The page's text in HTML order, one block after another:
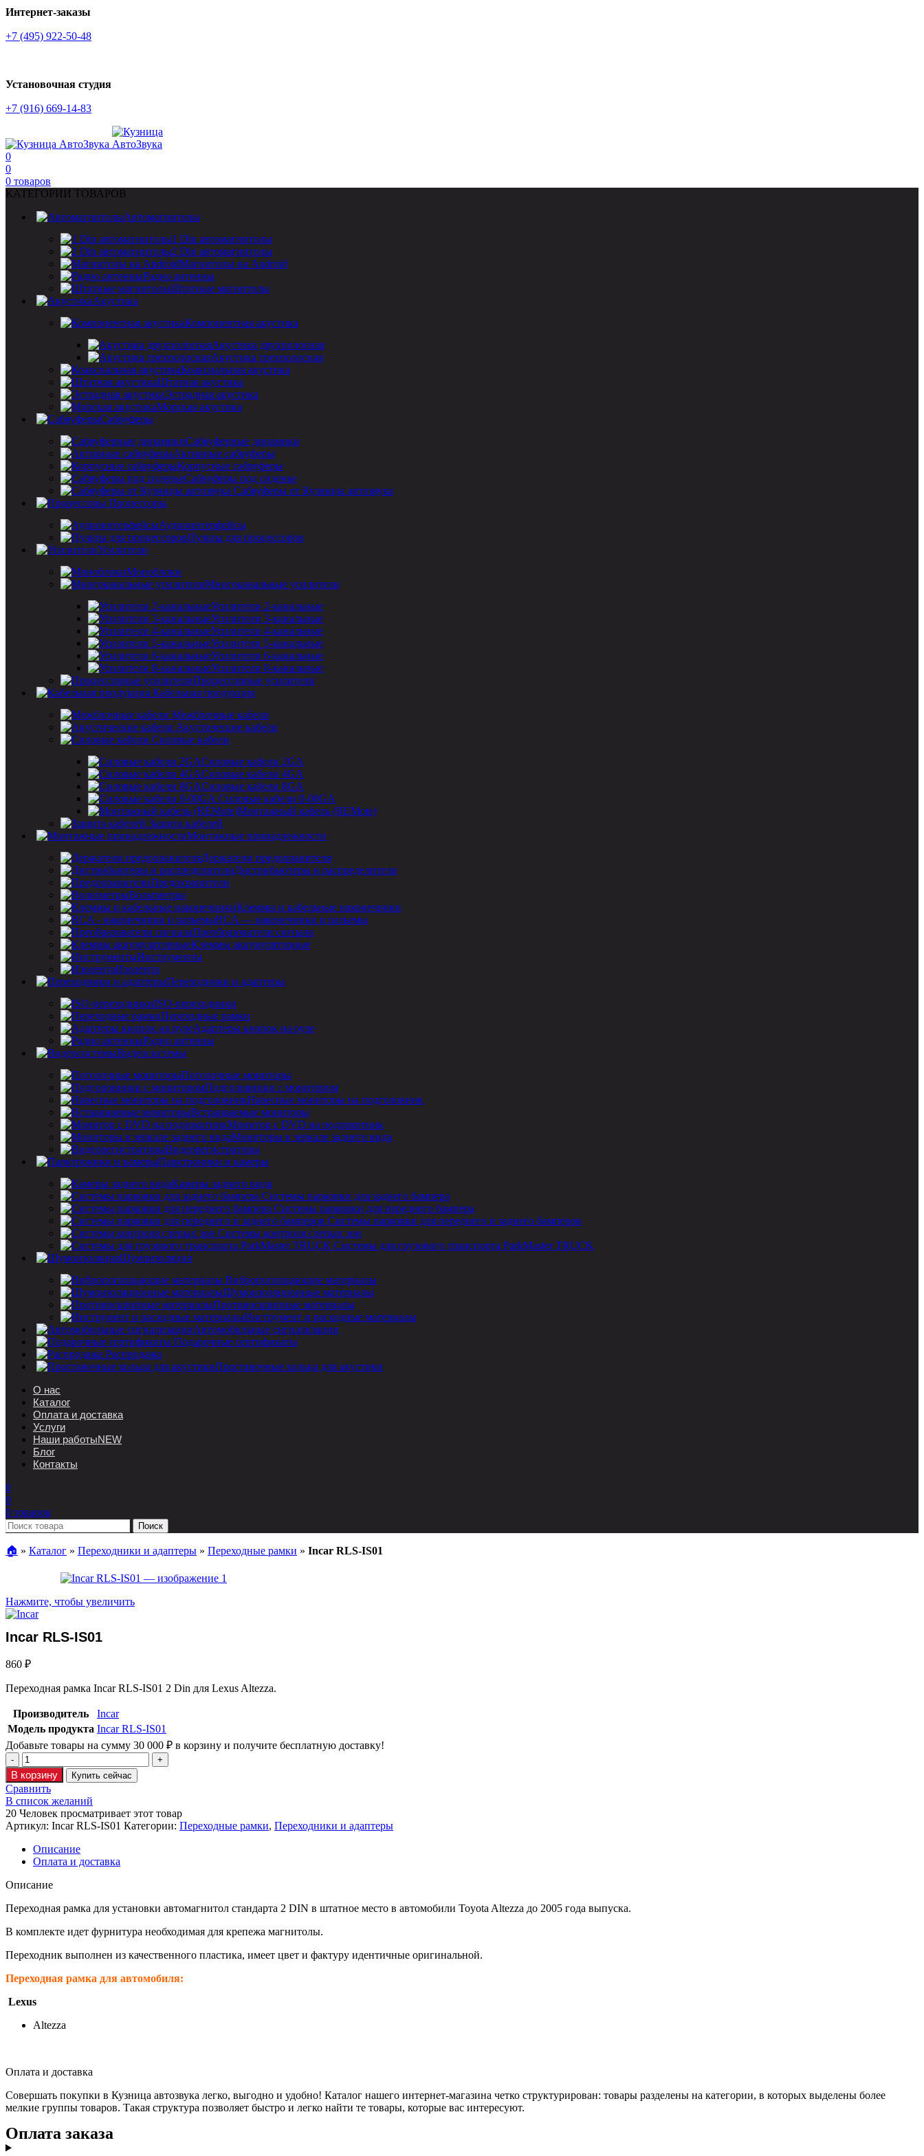
Интернет-заказы
+7 (495) 922-50-48
Установочная студия
+7 (916) 669-14-83
0
0
0 товаров
КАТЕГОРИИ ТОВАРОВ
Автомагнитолы
1 Din автомагнитолы
2 Din автомагнитолы
Магнитолы на Android
Радио антенны
Штатные магнитолы
Акустика
Компонентная акустика
Акустика двухполосная
Акустика трехполосная
Коаксиальная акустика
Штатная акустика
Эстрадная акустика
Морская акустика
Сабвуферы
Сабвуферные динамики
Активные сабвуферы
Корпусные сабвуферы
Сабвуферы под сиденье
Сабвуферы от Кузницы автозвука
Процессоры
Аудиоинтерфейсы
Пульты для процессоров
Усилители
Моноблоки
Многоканальные усилители
Усилители 2-канальные
Усилители 3-канальные
Усилители 4-канальные
Усилители 5-канальные
Усилители 6-канальные
Усилители 8-канальные
Процессорные усилители
Кабельная продукция
Межблочные кабели
Акустические кабели
Силовые кабели
Силовые кабели 2GA
Силовые кабели 4GA
Силовые кабели 8GA
Силовые кабели 0-00GA
Монтажный кабель (REMote)
Защита кабелей
Монтажные принадлежности
Держатели предохранителя
Дистрибьютеры и распределители
Предохранители
Вольтметры
Клеммы и кабельные наконечники
RCA — наконечники и разъемы
Преобразователи сигнала
Клеммы аккумуляторные
Инструменты
Изолента
Переходники и адаптеры
ISO-переходники
Переходные рамки
Адаптеры кнопок на руле
Радио антенны
Видеосистемы
Потолочные мониторы
Подголовники с монитором
Навесные мониторы на подголовник
Встраиваемые мониторы
Монитор с DVD на подлокотник
Мониторы в зеркале заднего вида
Видеорегистраторы
Парктроники и камеры
Камеры заднего вида
Системы парковки для заднего бампера
Системы парковки для переднего бампера
Системы парковки для переднего и заднего бамперов
Системы контроля слепых зон
Системы для грузового транспорта ParkMaster TRUCK
Шумоизоляция
Вибропоглощающие материалы
Шумоизоляционные материалы
Противоскрипные материалы
Инструмент и расходные материалы
Автомобильные сигнализации
Подарочные сертификаты
Распродажа
Проставочные кольца для акустики
О нас
Каталог
Оплата и доставка
Услуги
Наши работыNEW
Блог
Контакты
0
0
0 товаров
Поиск
🏠︎ » Каталог » Переходники и адаптеры » Переходные рамки » Incar RLS-IS01
Нажмите, чтобы увеличить
Incar RLS-IS01
860 ₽
Переходная рамка Incar RLS-IS01 2 Din для Lexus Altezza.
Производитель
Incar
Модель продукта Incar RLS-IS01
Добавьте товары на сумму 30 000 ₽ в корзину и получите бесплатную доставку!
В корзину Купить сейчас
Сравнить
В список желаний
20 Человек просматривает этот товар
Артикул: Incar RLS-IS01 Категории: Переходные рамки, Переходники и адаптеры
Описание
Оплата и доставка
Описание
Переходная рамка для установки автомагнитол стандарта 2 DIN в штатное место в автомобили Toyota Altezza до 2005 года выпуска.
В комплекте идет фурнитура необходимая для крепежа магнитолы.
Переходник выполнен из качественного пластика, имеет цвет и фактуру идентичные оригинальной.
Переходная рамка для автомобиля:
Lexus
Altezza
Оплата и доставка
Совершать покупки в Кузница автозвука легко, выгодно и удобно! Каталог нашего интернет-магазина четко структурирован: товары разделены на категории, в которых выделены более
мелкие группы товаров. Такая структура позволяет быстро и легко найти те товары, которые вас интересуют.
Оплата заказа